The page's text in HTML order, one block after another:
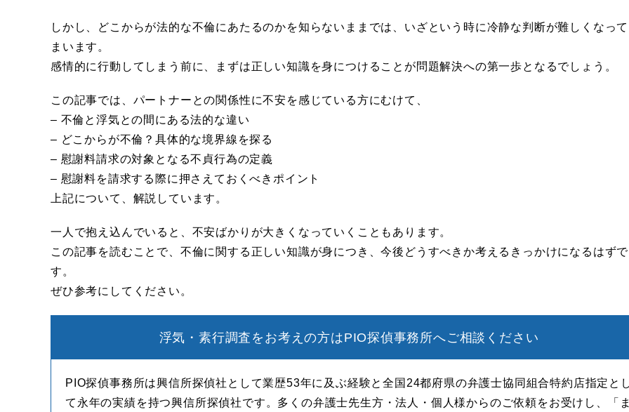
しかし、どこからが法的な不倫にあたるのかを知らないままでは、いざという時に冷静な判断が難しくなっ
まいます。
感情的に行動してしまう前に、まずは正しい知識を身につけることが問題解決への第一歩となるでしょう。
この記事では、パートナーとの関係性に不安を感じている方にむけて、
– 不倫と浮気との間にある法的な違い
– どこからが不倫？具体的な境界線を探る
– 慰謝料請求の対象となる不貞行為の定義
– 慰謝料を請求する際に押さえておくべきポイント
上記について、解説しています。
一人で抱え込んでいると、不安ばかりが大きくなっていくこともあります。
この記事を読むことで、不倫に関する正しい知識が身につき、今後どうすべきか考えるきっかけになるはずで
す。
ぜひ参考にしてください。
浮気・素行調査をお考えの方はPIO探偵事務所へご相談ください
PIO探偵事務所は興信所探偵社として業歴53年に及ぶ経験と全国24都府県の弁護士協同組合特約店指定と
て永年の実績を持つ興信所探偵社です。多くの弁護士先生方・法人・個人様からのご依頼をお受けし、「